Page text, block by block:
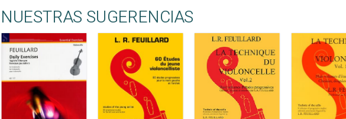
NUESTRAS SUGERENCIAS